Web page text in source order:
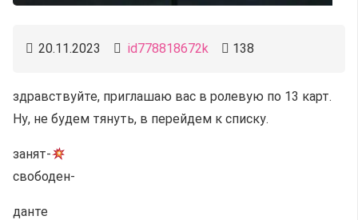
20.11.2023 id778818672k 138
здравствуйте, приглашаю вас в ролевую по 13 карт.
Ну, не будем тянуть, в перейдем к списку.
занят-
свободен-
данте